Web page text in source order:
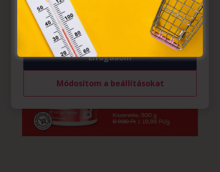
belül működnek, a „sütik" használatához, és ezeknek a
felhasználó számítógépén vagy egyéb eszközén történő
tárolásához a felhasználók hozzájárulását kell kérniük.
Elfogadom
Módosítom a beállításokat